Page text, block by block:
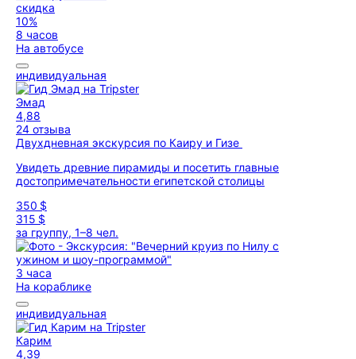
скидка
10%
8 часов
На автобусе
индивидуальная
Эмад
4,88
24 отзыва
Двухдневная экскурсия по Каиру и Гизе
Увидеть древние пирамиды и посетить главные
достопримечательности египетской столицы
350 $
315 $
за группу, 1–8 чел.
3 часа
На кораблике
индивидуальная
Карим
4,39